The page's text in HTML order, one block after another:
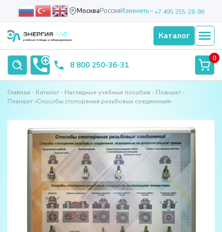
МоскваРоссияИзменить +7 495 255-28-98
Каталог
8 800 250-36-31
0
Главная Каталог Наглядные учебные пособия
Планшет
Планшет «Способы стопорения резьбовых соединений»